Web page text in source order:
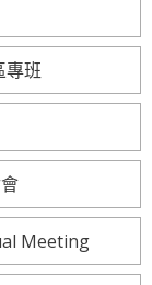
專班
Meeting